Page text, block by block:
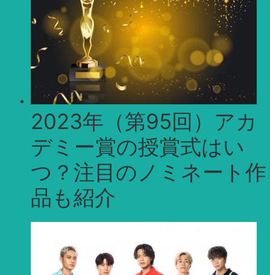
2023年（第95回）アカ
デミー賞の授賞式はい
つ？注目のノミネート作
品も紹介